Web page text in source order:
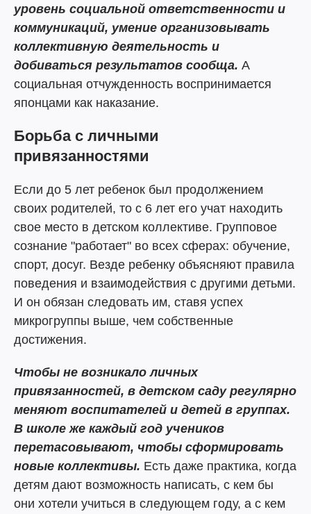
уровень социальной ответственности и
коммуникаций, умение организовывать
коллективную деятельность и
добиваться результатов сообща. А
социальная отчужденность воспринимается
японцами как наказание.
Борьба с личными
привязанностями
Если до 5 лет ребенок был продолжением
своих родителей, то с 6 лет его учат находить
свое место в детском коллективе. Групповое
сознание "работает" во всех сферах: обучение,
спорт, досуг. Везде ребенку объясняют правила
поведения и взаимодействия с другими детьми.
И он обязан следовать им, ставя успех
микрогруппы выше, чем собственные
достижения.
Чтобы не возникало личных
привязанностей, в детском саду регулярно
меняют воспитателей и детей в группах.
В школе же каждый год учеников
перетасовывают, чтобы сформировать
новые коллективы. Есть даже практика, когда
детям дают возможность написать, с кем бы
они хотели учиться в следующем году, а с кем